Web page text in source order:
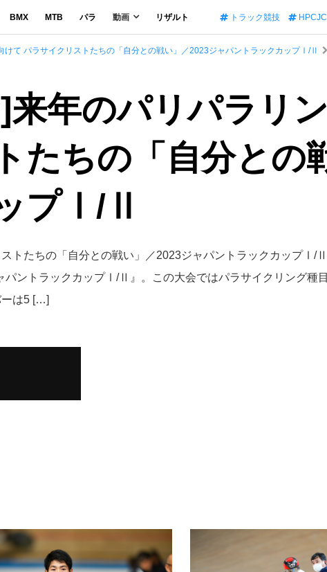
BMX MTB パラ 動画 リザルト トラック競技 HPCJC
けて パラサイクリストたちの「自分との戦い」／2023ジャパントラックカップⅠ/Ⅱ
年のパリパラリ
たちの「自分との
プⅠ/Ⅱ
トたちの「自分との戦い」／2023ジャパントラックカップⅠ/
ントラックカップⅠ/Ⅱ』。この大会ではパラサイクリング種
ーは5 […]